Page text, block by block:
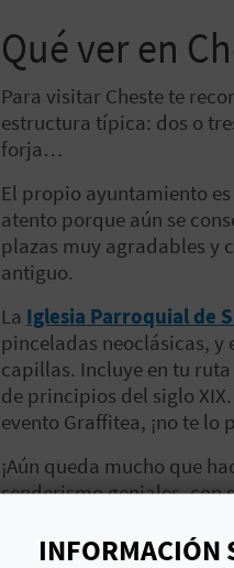
Qué ver en
Para visitar Cheste te
estructura típica: dos o
forja…
El propio ayuntamiento
atento porque aún se
plazas muy agradables y
antiguo.
La Iglesia Parroquial de
pinceladas neoclásicas, y
capillas. Incluye en tu ruta
de principios del siglo
evento Graffitea, ¡no te lo
¡Aún queda mucho que
senderismo geniales, con
construcciones de
recreativa de La
INFORMACIÓN